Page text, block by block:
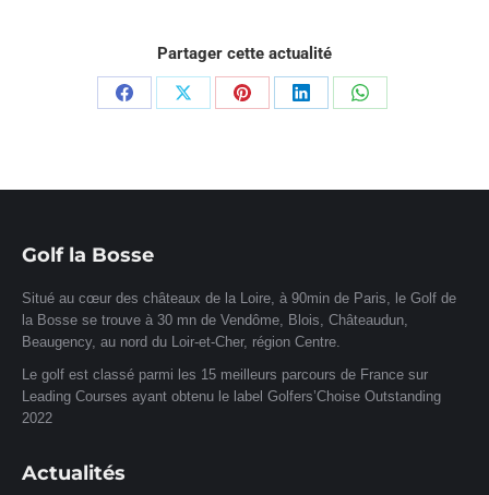
Partager cette actualité
PartagerPartagerPartagerPartagerPartager
Golf la Bosse
Situé au cœur des châteaux de la Loire, à 90min de Paris, le Golf de
la Bosse se trouve à 30 mn de Vendôme, Blois, Châteaudun,
Beaugency, au nord du Loir-et-Cher, région Centre.
Le golf est classé parmi les 15 meilleurs parcours de France sur
Leading Courses ayant obtenu le label Golfers’Choise Outstanding
2022
Actualités